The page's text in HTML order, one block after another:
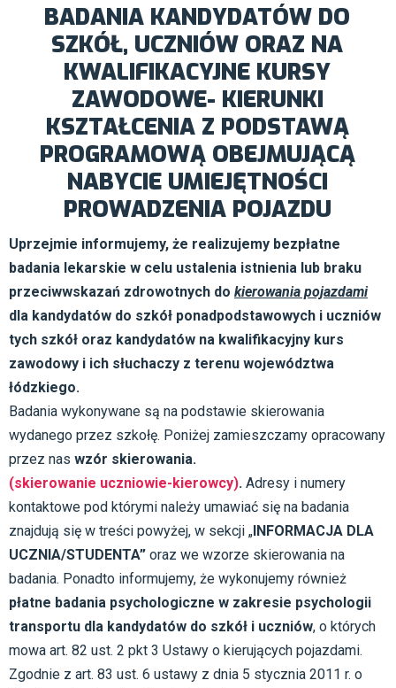
BADANIA KANDYDATÓW DO
SZKÓŁ, UCZNIÓW ORAZ NA
KWALIFIKACYJNE KURSY
ZAWODOWE- KIERUNKI
KSZTAŁCENIA Z PODSTAWĄ
PROGRAMOWĄ OBEJMUJĄCĄ
NABYCIE UMIEJĘTNOŚCI
PROWADZENIA POJAZDU
Uprzejmie informujemy, że realizujemy bezpłatne
badania lekarskie w celu ustalenia istnienia lub braku
przeciwwskazań zdrowotnych do kierowania pojazdami
dla kandydatów do szkół ponadpodstawowych i uczniów
tych szkół oraz kandydatów na kwalifikacyjny kurs
zawodowy i ich słuchaczy z terenu województwa
łódzkiego.
Badania wykonywane są na podstawie skierowania
wydanego przez szkołę. Poniżej zamieszczamy opracowany
przez nas wzór skierowania.
(skierowanie uczniowie-kierowcy). Adresy i numery
kontaktowe pod którymi należy umawiać się na badania
znajdują się w treści powyżej, w sekcji „INFORMACJA DLA
UCZNIA/STUDENTA” oraz we wzorze skierowania na
badania. Ponadto informujemy, że wykonujemy również
płatne badania psychologiczne w zakresie psychologii
transportu dla kandydatów do szkół i uczniów, o których
mowa art. 82 ust. 2 pkt 3 Ustawy o kierujących pojazdami.
Zgodnie z art. 83 ust. 6 ustawy z dnia 5 stycznia 2011 r. o